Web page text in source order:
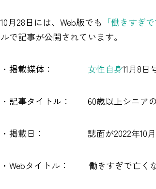
10月28日には、Web版でも 「働きすぎ
ルで記事が公開されています。
・掲載媒体： 女性自身11月8日
・記事タイトル： 60歳以上シニアの
・掲載日： 誌面が2022年10月25
・Webタイトル： 働きすぎで亡く